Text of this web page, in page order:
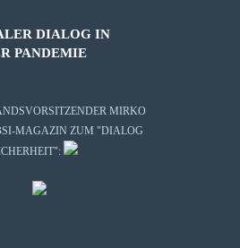
DIALOG IN
PANDEMIE
MIRKO
MAGAZIN ZUM "DIALOG